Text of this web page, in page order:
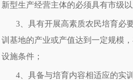
新型生产经营主体的必须具有市级
3、具有开展高素质农民培育必
训基地的产业或产值达到一定规模
设施条件；
4、具备与培育内容相适应的实